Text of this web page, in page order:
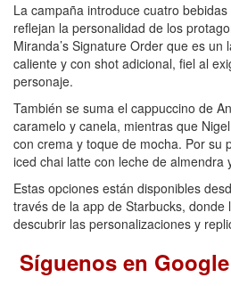
La campaña introduce cuatro
reflejan la personalidad de los
Miranda’s Signature Order que es un
caliente y con shot adicional, fiel al
personaje.
También se suma el cappuccino de
caramelo y canela, mientras que
con crema y toque de mocha. Por su
iced chai latte con leche de almendra
Estas opciones están disponibles
través de la app de Starbucks, donde
descubrir las personalizaciones y
Síguenos en Google